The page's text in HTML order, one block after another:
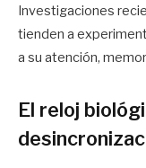
Investigaciones
tienden a
a su atención,
El reloj